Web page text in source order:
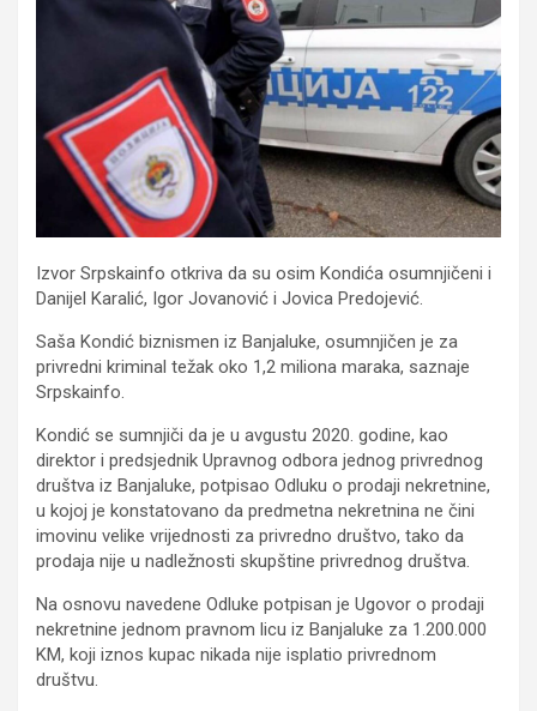
Izvor Srpskainfo otkriva da su osim Kondića osumnjičeni i
Danijel Karalić, Igor Jovanović i Jovica Predojević.
Saša Kondić biznismen iz Banjaluke, osumnjičen je za
privredni kriminal težak oko 1,2 miliona maraka, saznaje
Srpskainfo.
Kondić se sumnjiči da je u avgustu 2020. godine, kao
direktor i predsjednik Upravnog odbora jednog privrednog
društva iz Banjaluke, potpisao Odluku o prodaji nekretnine,
u kojoj je konstatovano da predmetna nekretnina ne čini
imovinu velike vrijednosti za privredno društvo, tako da
prodaja nije u nadležnosti skupštine privrednog društva.
Na osnovu navedene Odluke potpisan je Ugovor o prodaji
nekretnine jednom pravnom licu iz Banjaluke za 1.200.000
KM, koji iznos kupac nikada nije isplatio privrednom
društvu.